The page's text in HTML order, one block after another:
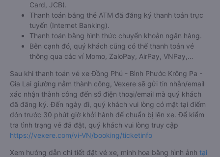
Card, JCB).
Thanh toán bằng thẻ ATM đã đăng ký thanh toán trực
tuyến (Internet Banking).
Thanh toán bằng hình thức chuyển khoản ngân hàng.
Bên cạnh đó, quý khách cũng có thể thanh toán vé
thông qua các ví Momo, ZaloPay, AirPay, VNPay,…
Sau khi thanh toán vé xe Đồng Phú - Bình Phước Krông Pa -
Gia Lai giường nằm thành công, Vexere sẽ gửi tin nhắn/email
xác nhận thành công đến số điện thoại/email mà quý khách
đã đăng ký. Đến ngày đi, quý khách vui lòng có mặt tại điểm
đón trước 30 phút giờ khởi hành để chuẩn bị lên xe. Để kiểm
tra tình trạng vé đã đặt, quý khách vui lòng truy cập
https://vexere.com/vi-VN/booking/ticketinfo
Xem hướng dẫn chi tiết đặt vé xe, minh họa bằng hình ảnh tại